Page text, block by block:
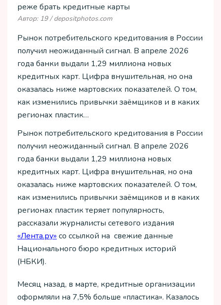
Автор: 19 / depositphotos.com
Рынок потребительского кредитования в России
получил неожиданный сигнал. В апреле 2026
года банки выдали 1,29 миллиона новых
кредитных карт. Цифра внушительная, но она
оказалась ниже мартовских показателей. О том,
как изменились привычки заёмщиков и в каких
регионах пластик…
Рынок потребительского кредитования в России
получил неожиданный сигнал. В апреле 2026
года банки выдали 1,29 миллиона новых
кредитных карт. Цифра внушительная, но она
оказалась ниже мартовских показателей. О том,
как изменились привычки заёмщиков и в каких
регионах пластик теряет популярность,
рассказали журналисты сетевого издания
«Лента.ру» со ссылкой на свежие данные
Национального бюро кредитных историй
(НБКИ).
Месяц назад, в марте, кредитные организации
оформляли на 7,5% больше «пластика». Казалось